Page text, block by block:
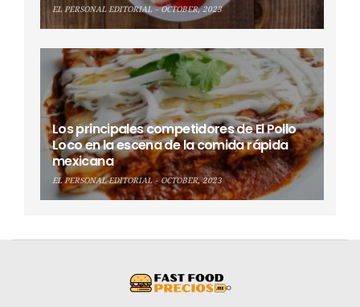
EL PERSONAL EDITORIAL OCTOBER, 2023
Los principales competidores de El Pollo
Loco en la escena de la comida rápida
mexicana
EL PERSONAL EDITORIAL OCTOBER, 2023